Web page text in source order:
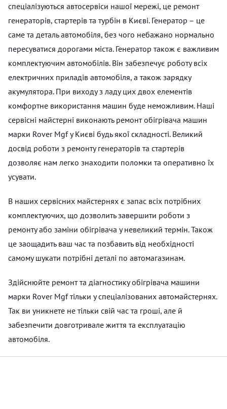
спеціалізуються автосервіси нашої мережі, це ремонт
генераторів, стартерів та турбін в Києві. Генератор – це
саме та деталь автомобіля, без чого небажано нормально
пересуватися дорогами міста. Генератор також є важливим
комплектуючим автомобілів. Він забезпечує роботу всіх
електричних приладів автомобіля, а також зарядку
акумулятора. При виходу з ладу цих двох елементів
комфортне використання машин буде неможливим. Наші
сервісні майстерні виконають ремонт обігрівача машин
марки Rover Mgf у Києві будь якої складності. Великий
досвід роботи з ремонту генераторів та стартерів
дозволяє нам легко знаходити поломки та оперативно їх
усувати.
В наших сервісних майстернях є запас всіх потрібних
комплектуючих, що дозволить завершити роботи з
ремонту або заміни обігрівача у невеликий термін. Також
це заощадить ваш час та позбавить від необхідності
самому шукати потрібні деталі по автомагазинам.
Здійснюйте ремонт та діагностику обігрівача машини
марки Rover Mgf тільки у спеціалізованих автомайстернях.
Так ви уникнете не тільки свій час та гроші, але й
забезпечити довготривале життя та експлуатацію
автомобіля.